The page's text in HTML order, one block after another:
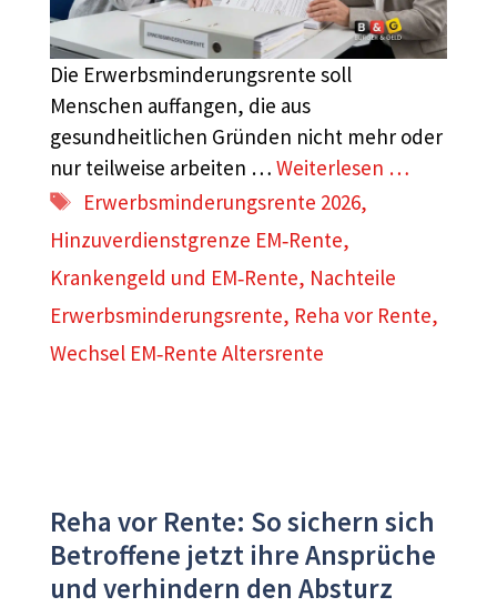
Die Erwerbsminderungsrente soll
Menschen auffangen, die aus
gesundheitlichen Gründen nicht mehr oder
nur teilweise arbeiten … Weiterlesen …
Schlagwörter
Erwerbsminderungsrente 2026,
Hinzuverdienstgrenze EM‑Rente,
Krankengeld und EM‑Rente, Nachteile
Erwerbsminderungsrente, Reha vor Rente,
Wechsel EM‑Rente Altersrente
Reha vor Rente: So sichern sich
Betroffene jetzt ihre Ansprüche
und verhindern den Absturz